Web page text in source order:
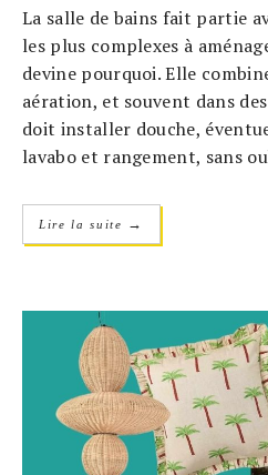
La salle de bains fait partie
les plus complexes à
devine pourquoi. Elle
aération, et souvent dans
doit installer douche,
lavabo et rangement, sans
Lire la suite →